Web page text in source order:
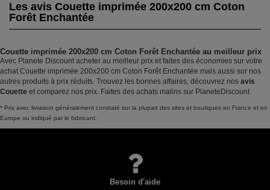
Les avis Couette imprimée 200x200 cm Coton
Forêt Enchantée
Couette imprimée 200x200 cm Coton Forêt Enchantée au meilleur prix
Avec Planete Discount acheter au meilleur prix et faites des économies sur votre
achat Couette imprimée 200x200 cm Coton Forêt Enchantée mais aussi sur nos
autres produits à prix réduits. Trouvez les bonnes affaires, découvrez nos avis
Couette et comparez nos prix. Faites des achats malins sur PlaneteDiscount.
* Prix avec livraison généralement constaté sur la plupart des sites et boutiques en France et en
Europe ou indiqué par le fabricant.
Besoin d'aide